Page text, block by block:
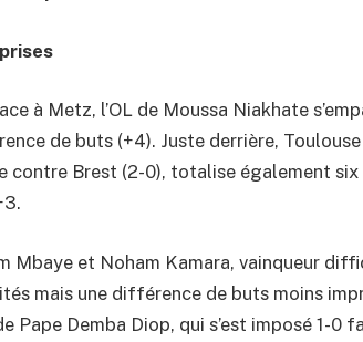
à Metz, l’OL de Moussa Niakhate
de buts (+4). Juste derrière, Toulouse
contre Brest (2-0), totalise également
Mbaye et Noham Kamara, vainqueur
mais une différence de buts moins
Pape Demba Diop, qui s’est imposé 1-0